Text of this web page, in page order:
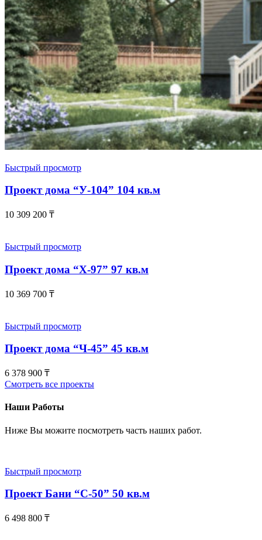
Быстрый просмотр
Проект дома “У-104” 104 кв.м
10 309 200 ₸
Быстрый просмотр
Проект дома “Х-97” 97 кв.м
10 369 700 ₸
Быстрый просмотр
Проект дома “Ч-45” 45 кв.м
6 378 900 ₸
Смотреть все проекты
Наши Работы
Ниже Вы можите посмотреть часть наших работ.
Быстрый просмотр
Проект Бани “С-50” 50 кв.м
6 498 800 ₸